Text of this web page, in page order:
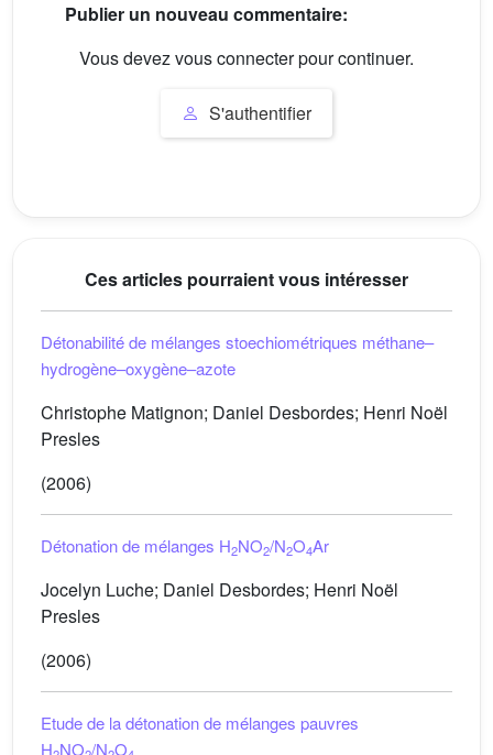
Publier un nouveau commentaire:
Vous devez vous connecter pour continuer.
S'authentifier
Ces articles pourraient vous intéresser
Détonabilité de mélanges stoechiométriques méthane–
hydrogène–oxygène–azote
Christophe Matignon; Daniel Desbordes; Henri Noël
Presles
(2006)
Détonation de mélanges H2NO2/N2O4Ar
Jocelyn Luche; Daniel Desbordes; Henri Noël
Presles
(2006)
Etude de la détonation de mélanges pauvres
H NO /N O